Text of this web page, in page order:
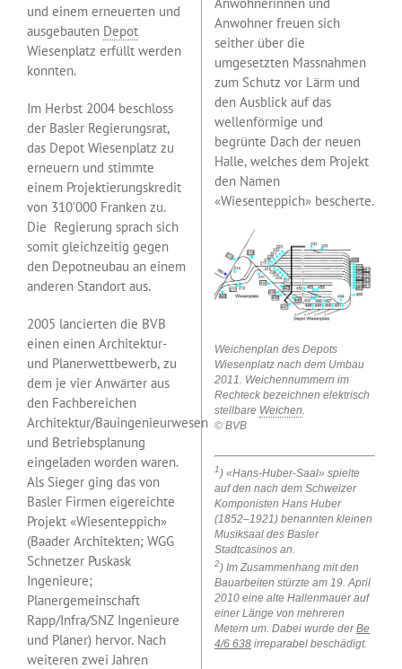
und einem erneuerten und
ausgebauten Depot
Wiesenplatz erfüllt werden
konnten.
Im Herbst 2004 beschloss
der Basler Regierungsrat,
das Depot Wiesenplatz zu
erneuern und stimmte
einem Projektierungskredit
von 310’000 Franken zu.
Die Regierung sprach sich
somit gleichzeitig gegen
den Depotneubau an einem
anderen Standort aus.
2005 lancierten die BVB
einen einen Architektur-
und Planerwettbewerb, zu
dem je vier Anwärter aus
den Fachbereichen
Architektur/Bauingenieurwesen
und Betriebsplanung
eingeladen worden waren.
Als Sieger ging das von
Basler Firmen eigereichte
Projekt «Wiesenteppich»
(Baader Architekten; WGG
Schnetzer Puskask
Ingenieure;
Planergemeinschaft
Rapp/Infra/SNZ Ingenieure
und Planer) hervor. Nach
weiteren zwei Jahren
Anwohner freuen sich
seither über die
umgesetzten Massnahmen
zum Schutz vor Lärm und
den Ausblick auf das
wellenförmige und
begrünte Dach der neuen
Halle, welches dem Projekt
den Namen
«Wiesenteppich» bescherte.
Weichenplan des Depots
Wiesenplatz nach dem Umbau
2011. Weichennummern im
Rechteck bezeichnen elektrisch
stellbare Weichen
© BVB
1 ) «Hans-Huber-Saal» spielte
auf den nach dem Schweizer
Komponisten Hans Huber
(1852–1921) benannten kleinen
Musiksaal des Basler
Stadtcasinos an.
2) Im Zusammenhang mit den
Bauarbeiten stürzte am 19. April
2010 eine alte Hallenmauer auf
einer Länge von mehreren
Metern um. Dabei wurde derBe
4/6 638 irreparabel beschädigt.